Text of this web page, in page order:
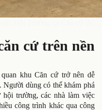
cứ trên nền
khu Căn cứ trở nên dễ
Người dùng có thể khám phá
trường, các nhà làm việc
công trình khác qua công